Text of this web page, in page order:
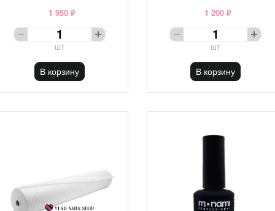
1 950 ₽
шт
В корзину
1 200 ₽
шт
В корзину